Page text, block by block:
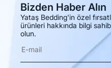
Bizden Haber Alın
Yataş Bedding'in özel
ürünleri hakkında bilgi
olun.